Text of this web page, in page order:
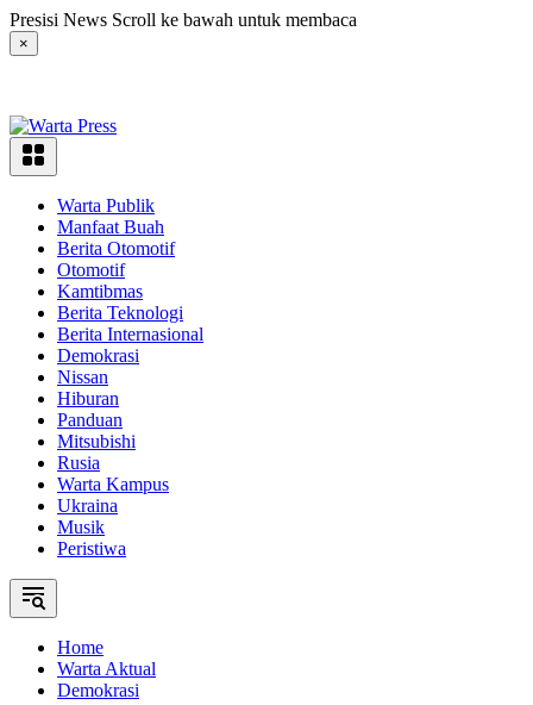
Langsung
ke
konten
Presisi News Scroll ke bawah untuk membaca
×
Warta Publik
Manfaat Buah
Berita Otomotif
Otomotif
Kamtibmas
Berita Teknologi
Berita Internasional
Demokrasi
Nissan
Hiburan
Panduan
Mitsubishi
Rusia
Warta Kampus
Ukraina
Musik
Peristiwa
Home
Warta Aktual
Demokrasi